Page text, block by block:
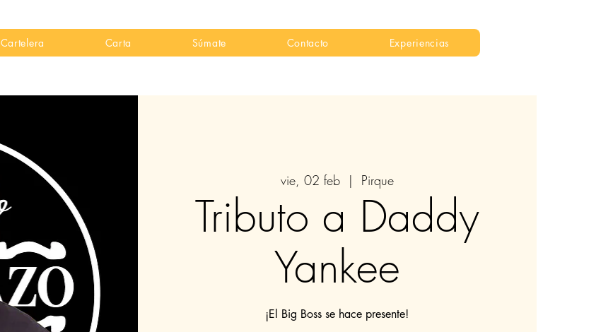
Cartelera Carta Súmate Contacto Experiencias
vie, 02 feb
  |
Pirque
Tributo a Daddy
Yankee
¡El Big Boss se hace presente!